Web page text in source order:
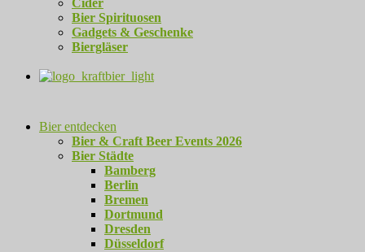
Cider
Bier Spirituosen
Gadgets & Geschenke
Biergläser
Bier entdecken
Bier & Craft Beer Events 2026
Bier Städte
Bamberg
Berlin
Bremen
Dortmund
Dresden
Düsseldorf